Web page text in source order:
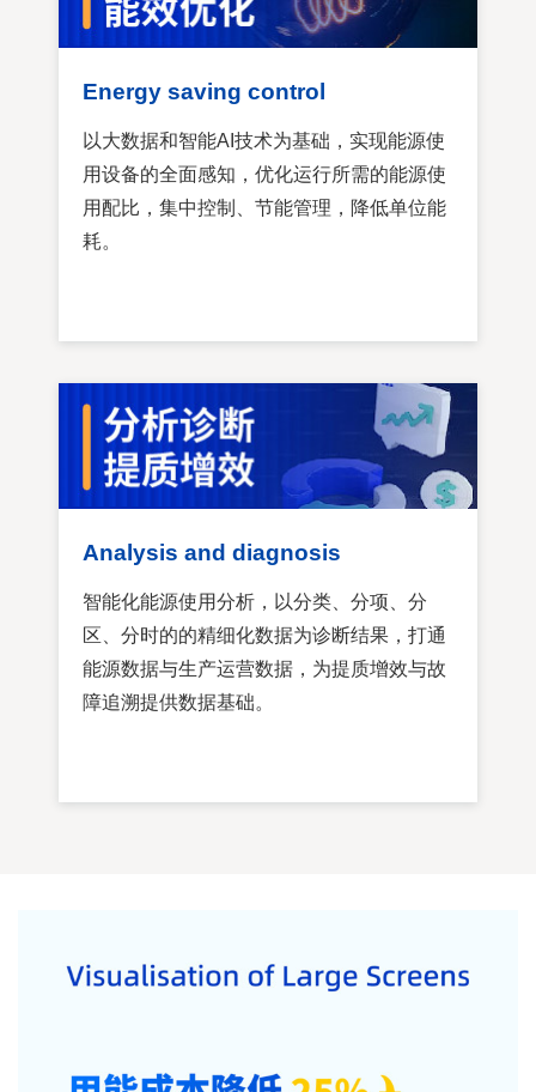
Energy saving control
以大数据和智能AI技术为基础，实现能源使
用设备的全面感知，优化运行所需的能源使
用配比，集中控制、节能管理，降低单位能
耗。
Analysis and diagnosis
智能化能源使用分析，以分类、分项、分
区、分时的的精细化数据为诊断结果，打通
能源数据与生产运营数据，为提质增效与故
障追溯提供数据基础。